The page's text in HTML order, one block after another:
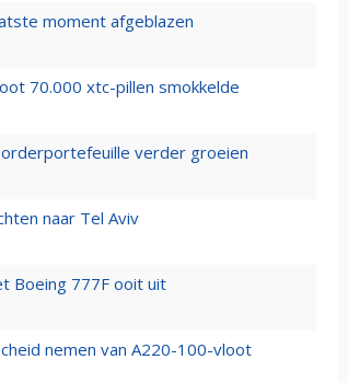
moment afgeblazen
70.000 xtc-pillen smokkelde
verder groeien
naar Tel Aviv
Boeing 777F ooit uit
nemen van A220-100-vloot